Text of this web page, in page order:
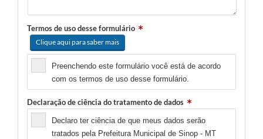
Termos de uso desse formulário
Clique aqui para saber mais
Preenchendo este formulário você está de acordo
com os termos de uso desse formulário.
Declaração de ciência do tratamento de dados
Declaro ter ciência de que meus dados serão
tratados pela Prefeitura Municipal de Sinop - MT